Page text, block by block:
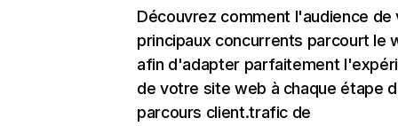
Découvrez comment l'audience de
principaux concurrents parcourt le
afin d'adapter parfaitement
de votre site web à chaque étape
parcours client.trafic de